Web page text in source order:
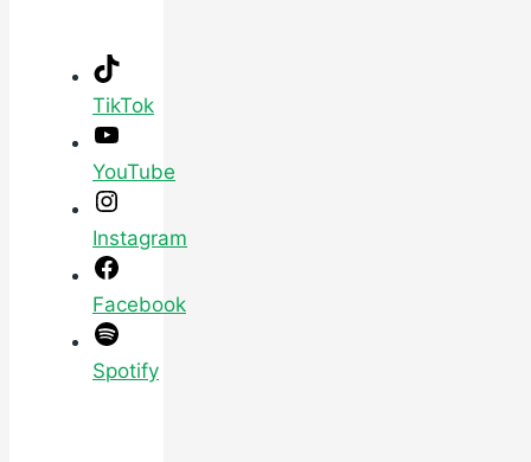
TikTok
YouTube
Instagram
Facebook
Spotify